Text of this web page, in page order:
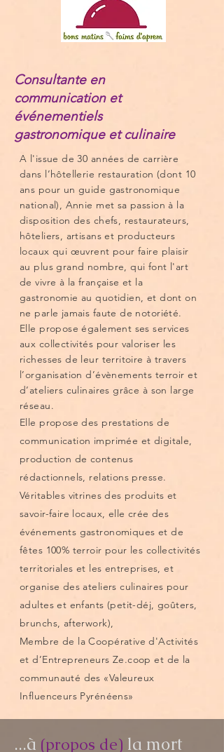
Consultante en
communication et
événementiels
gastronomique et culinaire
A l'issue de 30 années de carrière
dans l’hôtellerie restauration (dont 10
ans pour un guide gastronomique
national), Annie met sa passion à la
disposition des chefs, restaurateurs,
hôteliers, artisans et producteurs
locaux qui œuvrent pour faire plaisir
au plus grand nombre, qui font l'art
de vivre à la française et la
gastronomie au quotidien, et dont on
ne parle jamais faute de notoriété.
Elle propose également ses services
aux collectivités pour valoriser les
richesses de leur territoire à travers
l’organisation d’évènements terroir et
d’ateliers culinaires grâce à son large
réseau.
Elle propose des prestations de
communication imprimée et digitale,
production de contenus
rédactionnels, relations presse.
Véritables vitrines des produits et
savoir-faire locaux, elle crée des
événements gastronomiques et de
fêtes 100% terroir pour les collectivités
territoriales et les entreprises, et
organise des ateliers culinaires pour
adultes et enfants (petit-déj, goûters,
brunchs, afterwork),
Membre de la Coopérative d'Activités
et d’Entrepreneurs Ze.coop et de la
communauté des «Valeureux
Influenceurs Pyrénéens»
...à (propos de) la mort